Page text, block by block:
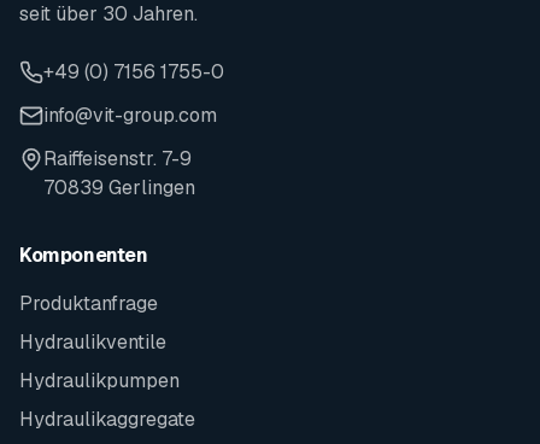
seit über 30 Jahren.
+49 (0) 7156 1755-0
info@vit-group.com
Raiffeisenstr. 7-9
70839 Gerlingen
Komponenten
Produktanfrage
Hydraulikventile
Hydraulikpumpen
Hydraulikaggregate